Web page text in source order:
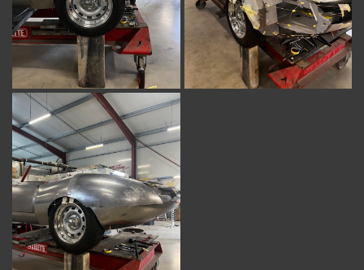
ACCUEIL
SERVICES
MÉCANIQUE